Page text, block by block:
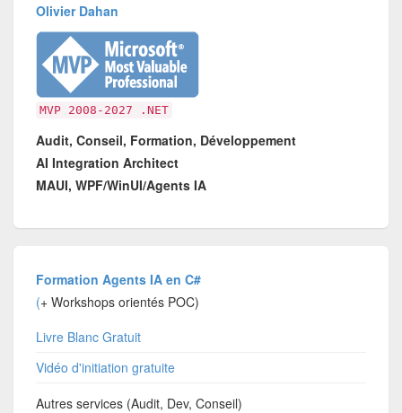
Olivier Dahan
MVP 2008-2027 .NET
Audit, Conseil, Formation, Développement
AI Integration Architect
MAUI, WPF/WinUI/Agents IA
Formation Agents IA en C#
(+ Workshops orientés POC)
Livre Blanc Gratuit
Vidéo d'initiation gratuite
Autres services (Audit, Dev, Conseil)